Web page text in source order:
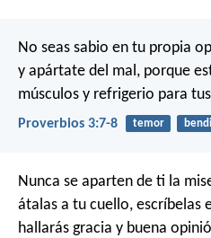
No seas sabio en tu propia
y apártate del mal, porque
músculos y refrigerio para
Proverbios 3:7-8 temor
Nunca se aparten de ti la
átalas a tu cuello, escríbelas
hallarás gracia y buena